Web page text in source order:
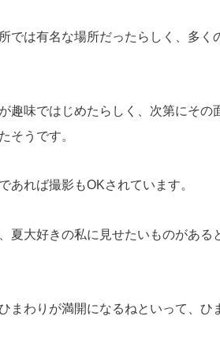
では有名な場所だったらしく、多く
趣味ではじめたらしく、次第にその
そうです。
あれば撮影もOKされています。
夏大好きの私に見せたいものがある
まわりが満開になるねといって、ひ